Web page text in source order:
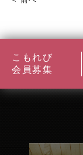
こもれび
会員募集